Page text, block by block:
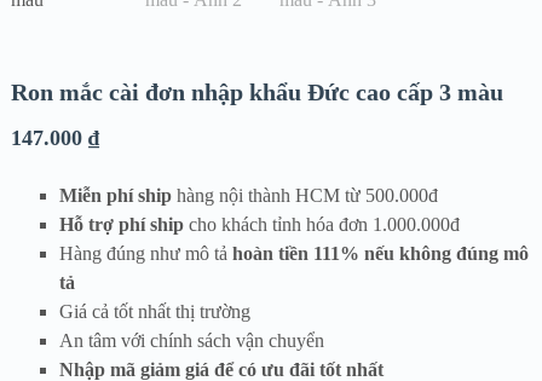
Ron mắc cài đơn nhập khẩu Đức cao cấp 3 màu
147.000 ₫
Miễn phí shiphàng nội thành HCM từ 500.000đ
Hỗ trợ phí shipcho khách tỉnh hóa đơn 1.000.000đ
Hàng đúng như mô tả hoàn tiền 111% nếu không đúng mô
tả
Giá cả tốt nhất thị trường
An tâm với chính sách vận chuyển
Nhập mã giảm giá để có ưu đãi tốt nhất